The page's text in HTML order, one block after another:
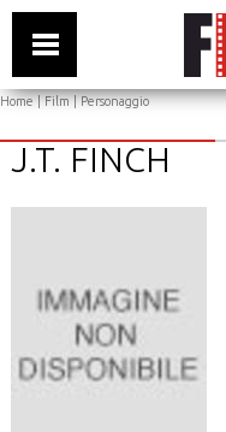
Home|Film| Personaggio
J.T. FINCH